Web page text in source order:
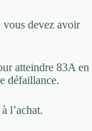
vous devez avoir
atteindre 83A en
défaillance.
l’achat.